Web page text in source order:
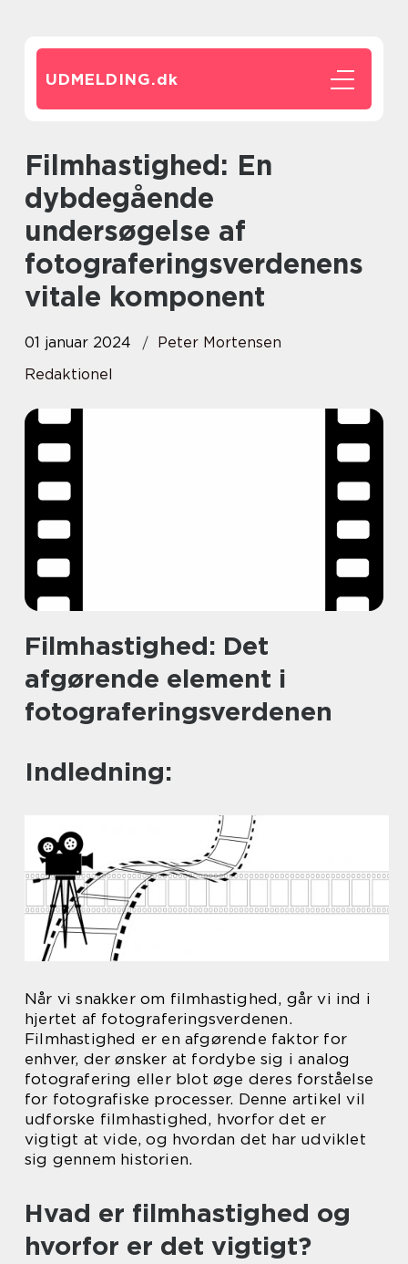
UDMELDING.dk
Filmhastighed: En
dybdegående
undersøgelse af
fotograferingsverdenens
vitale komponent
01 januar 2024
Peter Mortensen
Redaktionel
Filmhastighed: Det
afgørende element i
fotograferingsverdenen
Indledning:
Når vi snakker om filmhastighed, går vi ind i
hjertet af fotograferingsverdenen.
Filmhastighed er en afgørende faktor for
enhver, der ønsker at fordybe sig i analog
fotografering eller blot øge deres forståelse
for fotografiske processer. Denne artikel vil
udforske filmhastighed, hvorfor det er
vigtigt at vide, og hvordan det har udviklet
sig gennem historien.
Hvad er filmhastighed og
hvorfor er det vigtigt?